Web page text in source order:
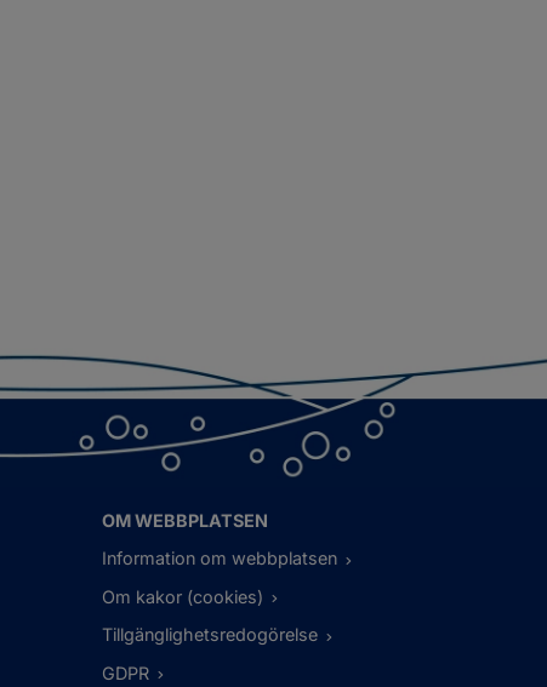
OM WEBBPLATSEN
Information om webbplatsen
Om kakor (cookies)
Tillgänglighetsredogörelse
GDPR